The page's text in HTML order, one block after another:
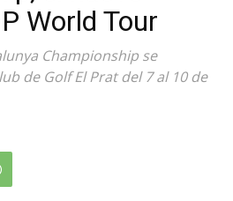
World Tour
Championship se
de Golf El Prat del 7 al 10 de